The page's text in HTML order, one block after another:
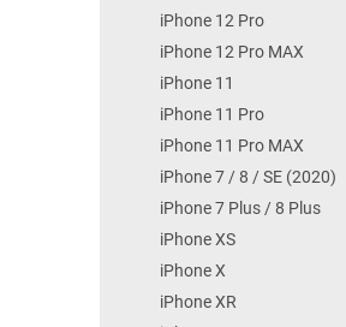
iPhone 12 Pro
iPhone 12 Pro MAX
iPhone 11
iPhone 11 Pro
iPhone 11 Pro MAX
iPhone 7 / 8 / SE (2020)
iPhone 7 Plus / 8 Plus
iPhone XS
iPhone X
iPhone XR